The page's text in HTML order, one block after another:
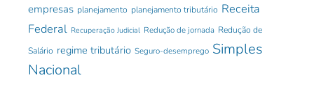
empresas planejamento planejamento tributário Receita
Federal Recuperação Judicial Redução de jornada Redução de
Salário regime tributário Seguro-desemprego Simples
Nacional